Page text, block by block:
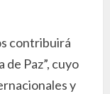
contribuirá
de Paz”, cuyo
y